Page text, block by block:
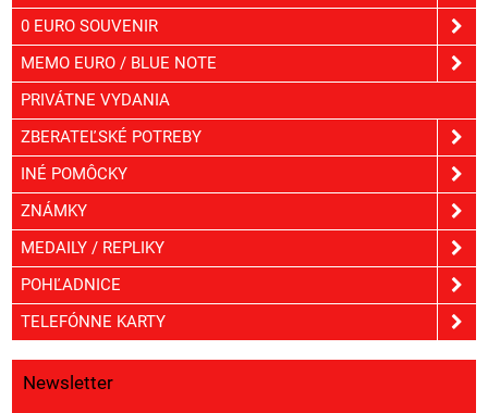
0 EURO SOUVENIR
MEMO EURO / BLUE NOTE
PRIVÁTNE VYDANIA
ZBERATEĽSKÉ POTREBY
INÉ POMÔCKY
ZNÁMKY
MEDAILY / REPLIKY
POHĽADNICE
TELEFÓNNE KARTY
Newsletter